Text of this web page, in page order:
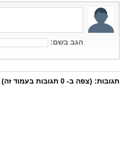
הגב בשם:
תגובות: (צפה ב- 0 תגובות בעמוד זה)